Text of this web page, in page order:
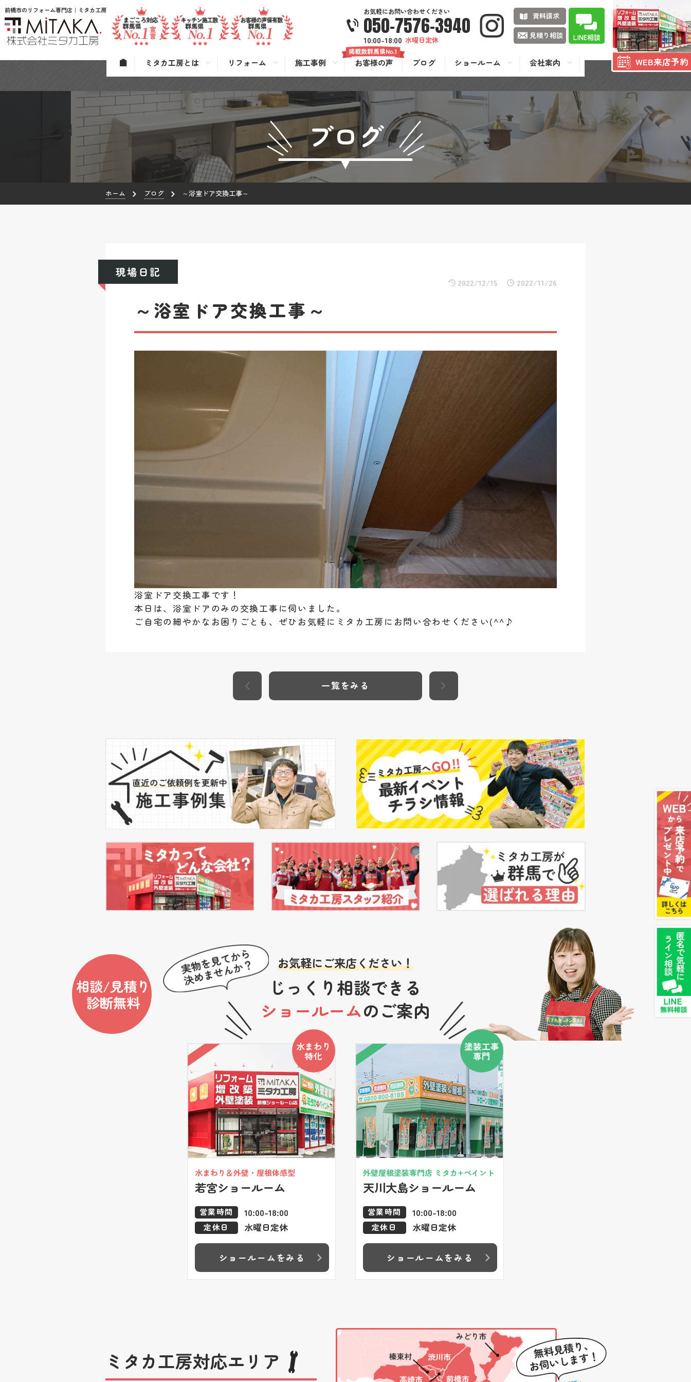
前橋市のリフォーム専門店｜ミタカ工房 お気軽にお問い合わせください
050-7576-3940
10:00-18:00 水曜日定休
資料請求
見積り相談
LINE相談
WEB来店予約
ミタカ工房とは リフォーム 施工事例 お客様の声 ブログ ショールーム 会社案内
ブログ
ホーム ブログ ～浴室ドア交換工事～
現場日記
2022/12/15 2022/11/26
～浴室ドア交換工事～
浴室ドア交換工事です！
本日は、浴室ドアのみの交換工事に伺いました。
ご自宅の細やかなお困りごとも、ぜひお気軽にミタカ工房にお問い合わせください(^^♪
一覧をみる
相談/見積り
診断無料
お気軽にご来店ください！
じっくり相談できる
ショールームのご案内
水まわり＆外壁・屋根体感型
若宮ショールーム
水まわり
特化
営業時間 10:00-18:00
定休日 水曜日定休
ショールームをみる
外壁屋根塗装専門店 ミタカ+ペイント
天川大島ショールーム
塗装工事
専門
営業時間 10:00-18:00
定休日 水曜日定休
ショールームをみる
ミタカ工房対応エリア